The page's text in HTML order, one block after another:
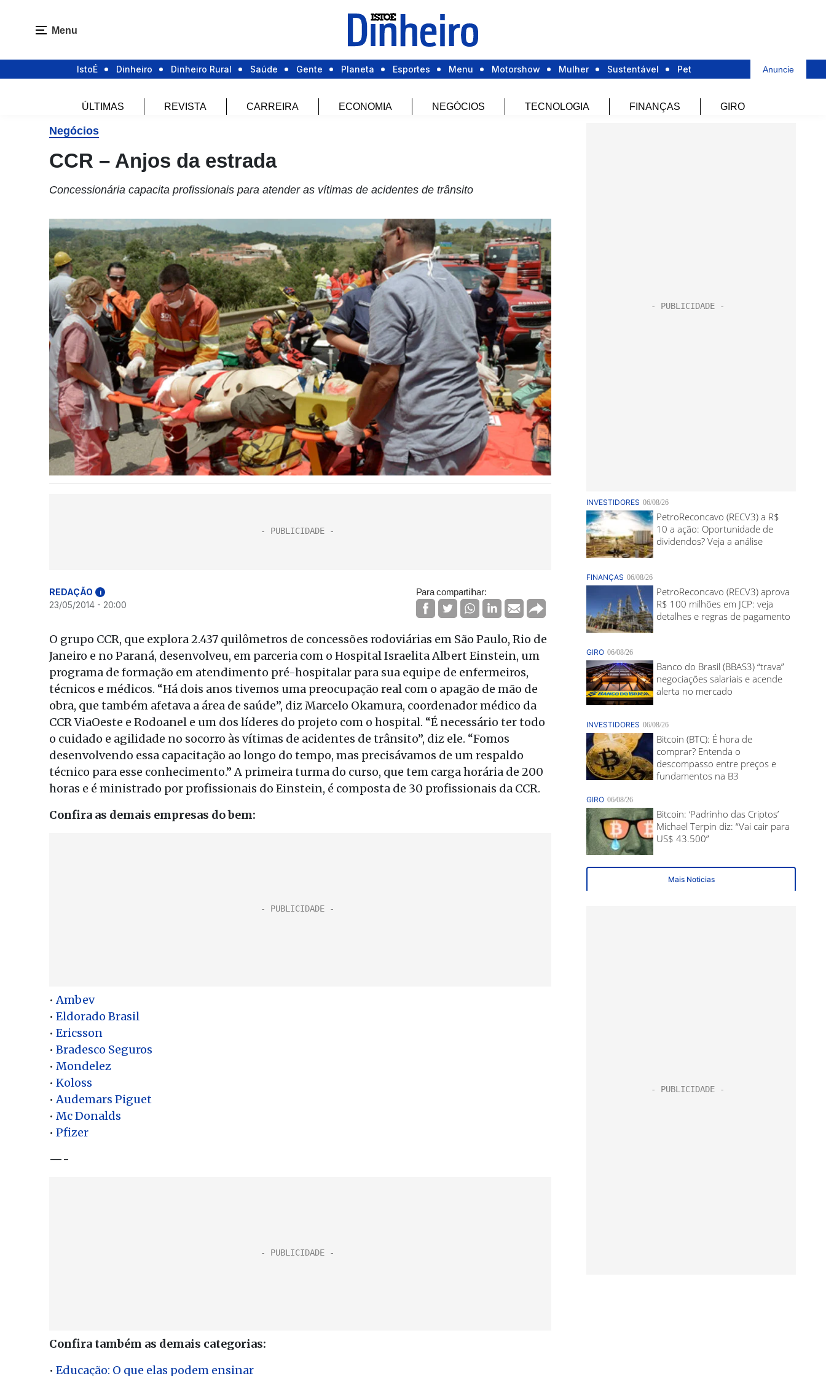
Menu
IstoÉ Dinheiro Dinheiro Rural Saúde Gente Planeta Esportes Menu Motorshow Mulher Sustentável Pet Anuncie
ÚLTIMAS REVISTA CARREIRA ECONOMIA NEGÓCIOS TECNOLOGIA FINANÇAS GIRO
Negócios
CCR – Anjos da estrada
Concessionária capacita profissionais para atender as vítimas de acidentes de trânsito
REDAÇÃO i
23/05/2014 - 20:00
Para compartilhar:
O grupo CCR, que explora 2.437 quilômetros de concessões rodoviárias em São Paulo, Rio de
Janeiro e no Paraná, desenvolveu, em parceria com o Hospital Israelita Albert Einstein, um
programa de formação em atendimento pré-hospitalar para sua equipe de enfermeiros,
técnicos e médicos. “Há dois anos tivemos uma preocupação real com o apagão de mão de
obra, que também afetava a área de saúde”, diz Marcelo Okamura, coordenador médico da
CCR ViaOeste e Rodoanel e um dos líderes do projeto com o hospital. “É necessário ter todo
o cuidado e agilidade no socorro às vítimas de acidentes de trânsito”, diz ele. “Fomos
desenvolvendo essa capacitação ao longo do tempo, mas precisávamos de um respaldo
técnico para esse conhecimento.” A primeira turma do curso, que tem carga horária de 200
horas e é ministrado por profissionais do Einstein, é composta de 30 profissionais da CCR.
Confira as demais empresas do bem:
•Ambev
• Eldorado Brasil
• Ericsson
• Bradesco Seguros
• Mondelez
• Koloss
•Audemars Piguet
• Mc Donalds
• Pfizer
—-
Confira também as demais categorias:
• Educação: O que elas podem ensinar